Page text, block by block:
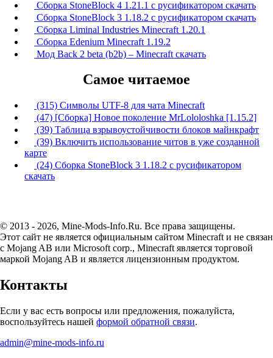
Сборка StoneBlock 4 1.21.1 с русификатором скачать
Сборка StoneBlock 3 1.18.2 с русификатором скачать
Сборка Liminal Industries Minecraft 1.20.1
Сборка Edenium Minecraft 1.19.2
Мод Back 2 beta (b2b) – Minecraft скачать
Самое читаемое
(315) Символы UTF-8 для чата Minecraft
(47) [Сборка] Новое поколение MrLololoshka [1.15.2]
(39) Таблица взрывоустойчивости блоков майнкрафт
(39) Включить использование читов в уже созданной
карте
(24) Сборка StoneBlock 3 1.18.2 с русификатором
скачать
© 2013 - 2026, Mine-Mods-Info.Ru. Все права защищены.
Этот сайт не является официальным сайтом Minecraft и не связан
с Mojang AB или Microsoft corp., Minecraft является торговой
маркой Mojang AB и является лицензионным продуктом.
Контакты
Если у вас есть вопросы или предложения, пожалуйста,
воспользуйтесь нашей формой обратной связи.
admin@mine-mods-info.ru